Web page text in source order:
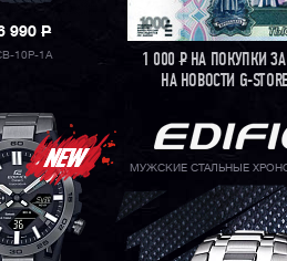
990P
10P-1A 1 000РНА ПОКУПКИ
НА НОВОСТИ G-
МУЖСКИЕ СТАЛЬНЫЕ